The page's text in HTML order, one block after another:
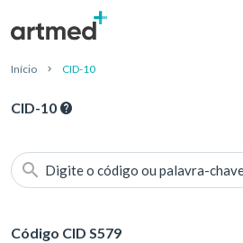
Início CID-10
CID-10
Digite o código ou palavra-
Código CID S579